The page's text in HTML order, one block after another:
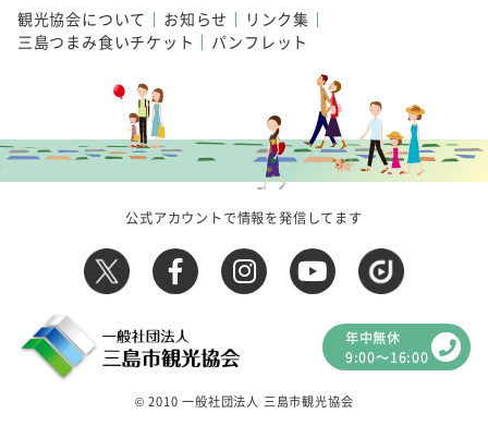
観光協会について お知らせ
リンク集
三島つまみ食いチケット
パンフレット
公式アカウントで情報を発信してます
年中無休
9:00～16:00
© 2010 一般社団法人 三島市観光協会